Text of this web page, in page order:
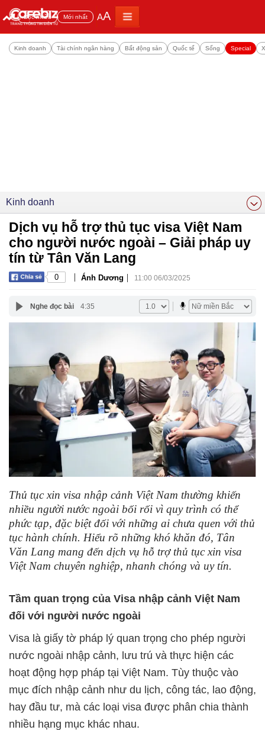
Đọc nhiều Mới nhất AA
Kinh doanh Tài chính ngân hàng Bất động sản Quốc tế Sống Special
Kinh doanh
Dịch vụ hỗ trợ thủ tục visa Việt Nam
cho người nước ngoài – Giải pháp uy
tín từ Tân Văn Lang
0 | Ánh Dương | 11:00 06/03/2025
Nghe đọc bài 4:35
Thủ tục xin visa nhập cảnh Việt Nam thường khiến
nhiều người nước ngoài bối rối vì quy trình có thể
phức tạp, đặc biệt đối với những ai chưa quen với thủ
tục hành chính. Hiểu rõ những khó khăn đó, Tân
Văn Lang mang đến dịch vụ hỗ trợ thủ tục xin visa
Việt Nam chuyên nghiệp, nhanh chóng và uy tín.
Tầm quan trọng của Visa nhập cảnh Việt Nam
đối với người nước ngoài
Visa là giấy tờ pháp lý quan trọng cho phép người
nước ngoài nhập cảnh, lưu trú và thực hiện các
hoạt động hợp pháp tại Việt Nam. Tùy thuộc vào
mục đích nhập cảnh như du lịch, công tác, lao động,
hay đầu tư, mà các loại visa được phân chia thành
nhiều hạng mục khác nhau.